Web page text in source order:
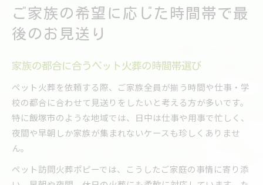
ご家族の希望に応じた時間帯で最
後のお見送り
家族の都合に合うペット火葬の時間帯選び
ペット火葬を依頼する際、ご家族全員が揃う時間や仕事・学
校の都合に合わせて見送りをしたいと考える方が多いです。
特に飯塚市のような地域では、日中は仕事や用事で忙しく、
夜間や早朝しか家族が集まれないケースも珍しくありませ
ん。
ペット訪問火葬ポピーでは、こうしたご家庭の事情に寄り添